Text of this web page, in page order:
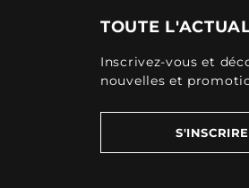
TOUTE
Inscrivez-vous et
nouvelles et
S'INSCRIRE